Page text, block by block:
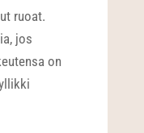
ruoat.
jos
on